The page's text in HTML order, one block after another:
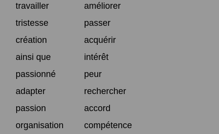
travailler
améliorer
tristesse
passer
création
acquérir
ainsi que
intérêt
passionné
peur
adapter
rechercher
passion
accord
organisation
compétence